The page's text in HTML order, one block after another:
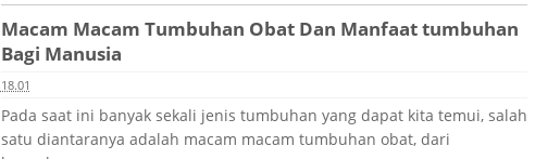
Macam Macam Tumbuhan Obat Dan Manfaat tumbuhan
Bagi Manusia
18.01
Pada saat ini banyak sekali jenis tumbuhan yang dapat kita temui, salah
satu diantaranya adalah macam macam tumbuhan obat, dari